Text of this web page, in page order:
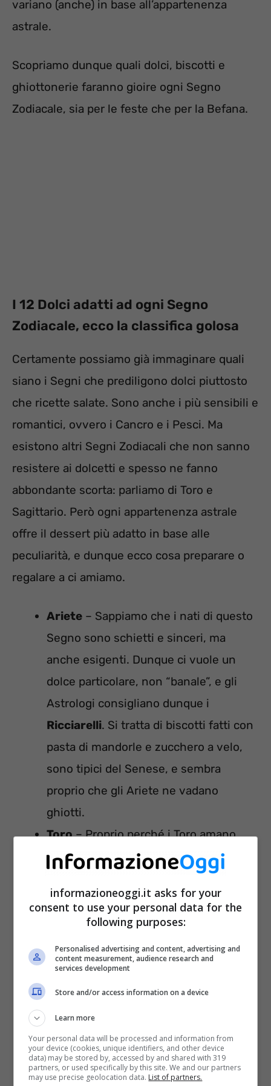
variano (anche) in base all’appartenenza
astrale.
Scopriamo dunque quali dolci, biscotti e
ghiottonerie faranno gioire ogni Segno
Zodiacale, sia per le feste che per la Befana.
I 12 Dolci adatti ad ogni Segno
Zodiacale, ecco la classifica golosa
Certamente possiamo già immaginare quali
siano i Segni che prediligono dolci piuttosto
che ricette salate. Sono anche i più sensibili e
romantici, ovvero i Cancro e i Pesci. Ma
esistono altri Segni Zodiacali che non sanno
resistere ai dolcetti e spesso ne fanno
abbondante scorta: parliamo di Toro e
Sagittario. Però ogni appartenenza astrale
offre il dessert più adatto in base alle
peculiarità, e dunque ecco cosa preparare o
regalare a ci amiamo.
Ariete – Sappiamo che i nati di questo
Segno sono schietti e sinceri, ma
anche esigenti. Dunque ci vuole un
dolce particolare, non “banale”, e gli
Astrologi consigliano dunque i
Ricciarelli. Si tratta di biscotti fatti con
pasta di mandorle e zucchero a velo,
sono tipici del Senese, e sembra
proprio che gli Ariete ne vadano
ghiotti.
Toro– Proprio perché i Toro amano
“ingozzarsi” di dolci e dolcetti, i più
adatti sono quelli piccoli, colmi di
zucchero e anche colorati: parliamo
Struffoli, piccole palline di
impasto a base di Anice, che a Napoli si
mangiano proprio durante le feste. Le
decorazioni, poi, fatte da zuccherini
Gemelli– I nati di questo Segno spesso
e volentieri vorrebbero fuggire lontano
informazioneoggi.it asks for your
consent to use your personal data for the
following purposes:
Personalised advertising and content, advertising and
content measurement, audience research and
services development
Store and/or access information on a device
Learn more
Your personal data will be processed and information from
your device (cookies, unique identifiers, and other device
data) may be stored by, accessed by and shared with 319
partners, or used specifically by this site. We and our partners
may use precise geolocation data. List of partners.